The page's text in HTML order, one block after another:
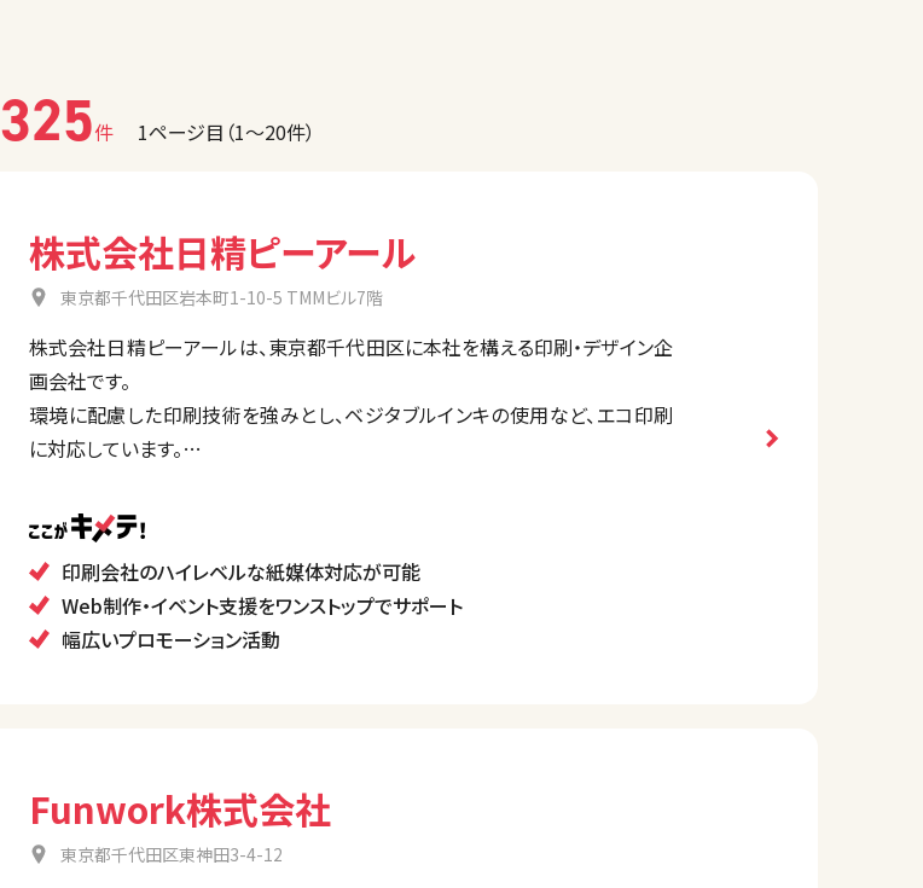
325件 1ページ目（1〜20件）
株式会社日精ピーアール
東京都千代田区岩本町1-10-5 TMMビル7階
株式会社日精ピーアールは、東京都千代田区に本社を構える印刷・デザイン企
画会社です。
環境に配慮した印刷技術を強みとし、ベジタブルインキの使用など、エコ印刷
に対応しています。
スを提供しており企画からデザイン、印刷、納品までを一貫して行い、効果的な
プロモーション支援を行っている企業です。
印刷会社のハイレベルな紙媒体対応が可能
Web制作・イベント支援をワンストップでサポート
幅広いプロモーション活動
Funwork株式会社
東京都千代田区東神田3-4-12